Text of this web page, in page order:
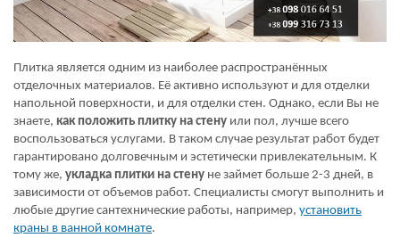
Плитка является одним из наиболее распространённых
отделочных материалов. Её активно используют и для отделки
напольной поверхности, и для отделки стен. Однако, если Вы не
знаете, как положить плитку на стену или пол, лучше всего
воспользоваться услугами. В таком случае результат работ будет
гарантировано долговечным и эстетически привлекательным. К
тому же, укладка плитки на стену не займет больше 2-3 дней, в
зависимости от объемов работ. Специалисты смогут выполнить и
любые другие сантехнические работы, например, установить
краны в ванной комнате.